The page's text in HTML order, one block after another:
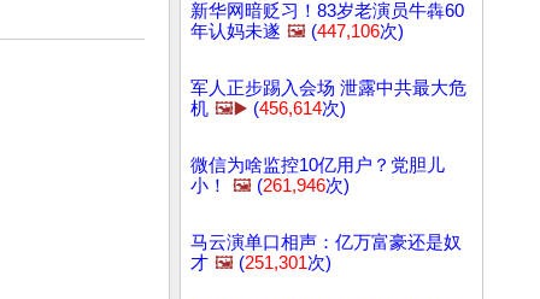
新华网暗贬习！83岁老演员牛犇60
年认妈未遂 🖼️ (447,106次)
军人正步踢入会场 泄露中共最大危
机 🖼️▶️ (456,614次)
微信为啥监控10亿用户？党胆儿
小！
🖼️ (261,946次)
马云演单口相声：亿万富豪还是奴
才 🖼️ (251,301次)